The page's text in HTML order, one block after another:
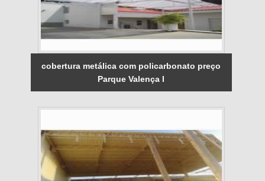
cobertura metálica com policarbonato preço
Parque Valença I